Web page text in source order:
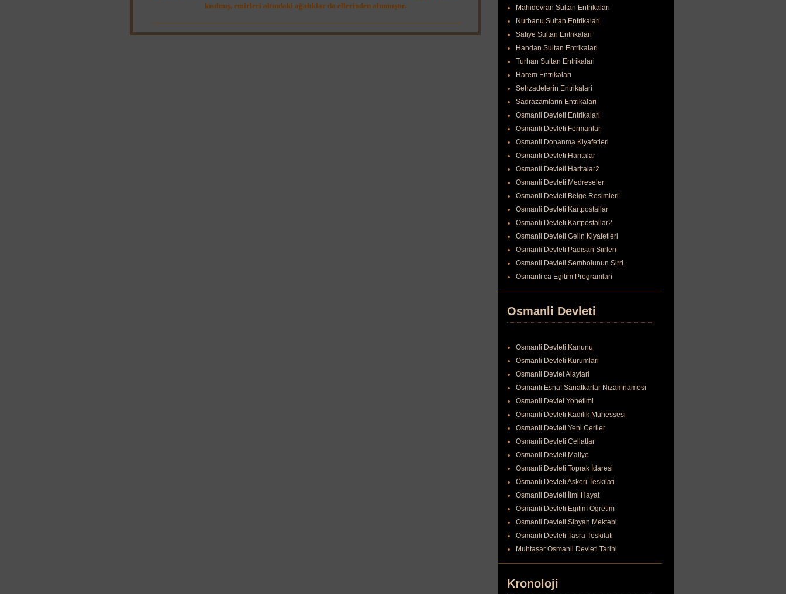
kısılmış, emirleri altındaki ağalıklar da ellerinden alınmıştır.
Mahidevran Sultan Entrikalari
Nurbanu Sultan Entrikalari
Safiye Sultan Entrikalari
Handan Sultan Entrikalari
Turhan Sultan Entrikalari
Harem Entrikalari
Sehzadelerin Entrikalari
Sadrazamlarin Entrikalari
Osmanli Devleti Entrikalari
Osmanli Devleti Fermanlar
Osmanli Donanma Kiyafetleri
Osmanli Devleti Haritalar
Osmanli Devleti Haritalar2
Osmanli Devleti Medreseler
Osmanli Devleti Belge Resimleri
Osmanli Devleti Kartpostallar
Osmanli Devleti Kartpostallar2
Osmanli Devleti Gelin Kiyafetleri
Osmanli Devleti Padisah Siirleri
Osmanli Devleti Sembolunun Sirri
Osmanli ca Egitim Programlari
Osmanli Devleti
Osmanli Devleti Kanunu
Osmanli Devleti Kurumlari
Osmanli Devlet Alaylari
Osmanli Esnaf Sanatkarlar Nizamnamesi
Osmanli Devlet Yonetimi
Osmanli Devleti Kadilik Muhessesi
Osmanli Devleti Yeni Ceriler
Osmanli Devleti Cellatlar
Osmanli Devleti Maliye
Osmanli Devleti Toprak İdaresi
Osmanli Devleti Askeri Teskilati
Osmanli Devleti İlmi Hayat
Osmanli Devleti Egitim Ogretim
Osmanli Devleti Sibyan Mektebi
Osmanli Devleti Tasra Teskilati
Muhtasar Osmanli Devleti Tarihi
Kronoloji